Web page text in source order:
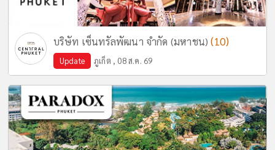
บริษัท เซ็นทรัลพัฒนา จำกัด (มหาชน)(10)
Update ภูเก็ต , 08 ส.ค. 69